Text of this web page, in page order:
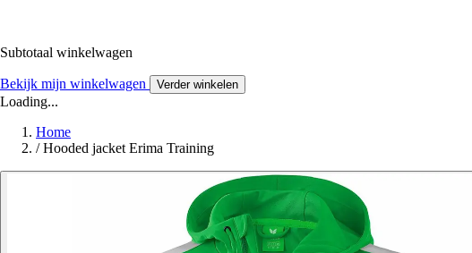
Subtotaal winkelwagen
Bekijk mijn winkelwagen Verder winkelen
Loading...
Home
/ Hooded jacket Erima Training